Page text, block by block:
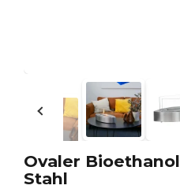
Ovaler
Stahl